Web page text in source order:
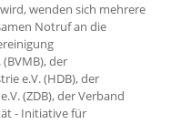
wenden sich mehrere
Notruf an die
der
e.V. (HDB), der
(ZDB), der Verband
- Initiative für